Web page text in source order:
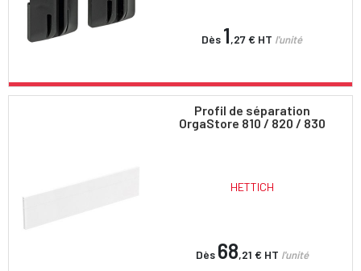
Dès 1,27 € HT l'unité
Profil de séparation
OrgaStore 810 / 820 / 830
HETTICH
Dès 68,21 € HT l'unité